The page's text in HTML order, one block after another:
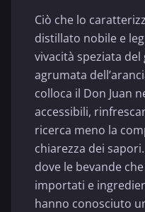
Ciò che lo
distillato nobile e
vivacità speziata
agrumata
colloca il Don Juan
accessibili,
ricerca meno la
chiarezza dei
dove le bevande
importati e
hanno conosciuto